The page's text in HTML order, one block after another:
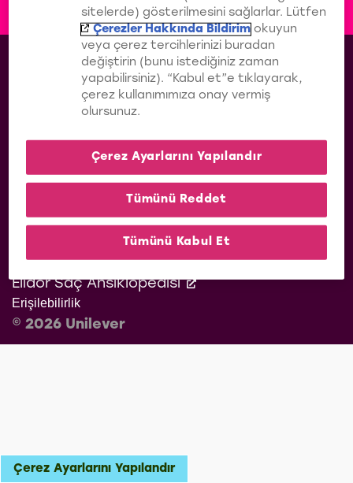
Çerezler Hakkında Bildirim
Gizlilik Bildirimi
Kullanım Şartları
Kişisel Verilerin Korunması
Sıkça Sorulan Sorular
Site Haritası
Saçların İçin İpuçları
Elidor Saç Ansiklopedisi
Erişilebilirlik
© 2026 Unilever
Çerez Ayarlarını Yapılandır
sitelerde) gösterilmesini sağlarlar. Lütfen
Çerezler Hakkında Bildirim okuyun
veya çerez tercihlerinizi buradan
değiştirin (bunu istediğiniz zaman
yapabilirsiniz). “Kabul et”e tıklayarak,
çerez kullanımımıza onay vermiş
olursunuz.
Çerez Ayarlarını Yapılandır
Tümünü Reddet
Tümünü Kabul Et